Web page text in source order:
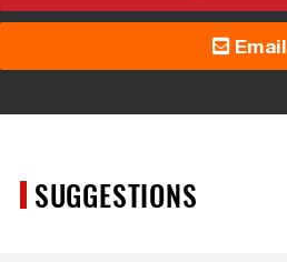
Email
SUGGESTIONS